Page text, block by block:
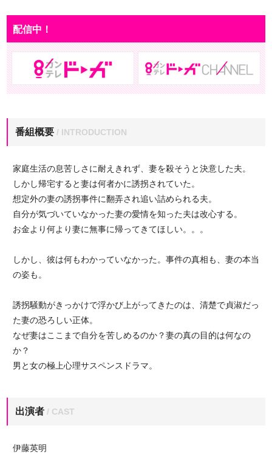
配信中！
番組概要/ INTRODUCTION
家庭生活の息苦しさに耐えきれず、妻を殺そうと決意した夫。
しかし帰宅すると妻は何者かに誘拐されていた。
想定外の妻の誘拐事件に翻弄され追い詰められる夫。
自分が気づいていなかった妻の愛情を知った夫は改心する。
お金より何より妻に無事に帰ってきてほしい。。。
しかし、彼は何もわかっていなかった。事件の真相も、妻の本当
の姿も。
誘拐騒動がきっかけで浮かび上がってきたのは、清楚で貞淑だっ
た妻の恐ろしい正体。
なぜ妻はここまで自分を苦しめるのか？妻の真の目的は何なの
か？
男と女の極上心理サスペンスドラマ。
出演者/ CAST
伊藤英明